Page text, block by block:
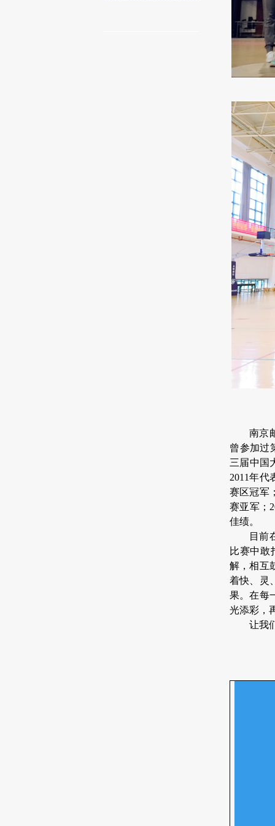
南京
曾参加过
三届中国
2011年代
赛区冠军
赛亚军；
佳绩。
目前
比赛中敢
解，相互
着快、灵
果。在每
光添彩，
让我